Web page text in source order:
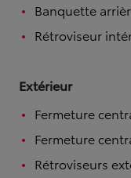
Banquette
Rétroviseur
Extérieur
Fermeture
Fermeture
Rétroviseurs